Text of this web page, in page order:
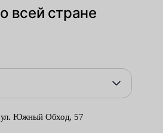
возникновении сомнений, сразу
для диагностики авто.
Сальники устанавливаются
их количество зависит от типа
отвечают за срок службы агрегата.
всей стране
ул. Южный Обход, 57